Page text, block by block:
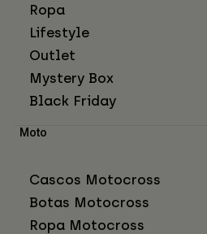
Ropa
Lifestyle
Outlet
Mystery Box
Black Friday
Moto
Cascos Motocross
Botas Motocross
Ropa Motocross